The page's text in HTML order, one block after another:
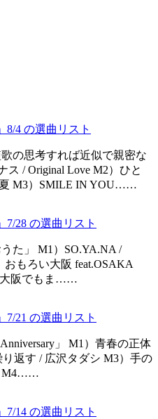
8/4 の選曲リスト
の思考すれば近似で親密な
ス / Original Love M2）ひと
M3）SMILE IN YOU……
7/28 の選曲リスト
た」 M1）SO.YA.NA /
もろい大阪 feat.OSAKA
大阪でもま……
7/21 の選曲リスト
」 M1）青春の正体
返す / 広沢タダシ M3）手の
M4……
7/14 の選曲リスト